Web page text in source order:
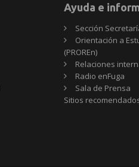
Ayuda e
Sección
Orientación a
(PROREn)
Relaciones
Radio enFuga
Sala de Prensa
Sitios
Sitios